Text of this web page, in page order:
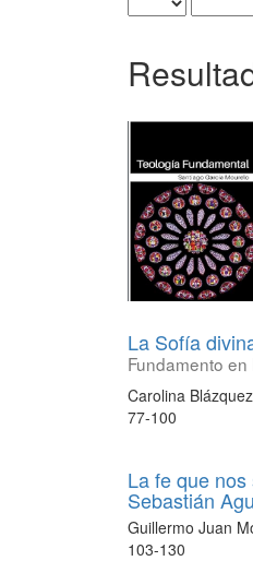
La Sofía
Fundamento
Carolina
77-100
La fe que
Sebastián
Guillermo Juan
103-130